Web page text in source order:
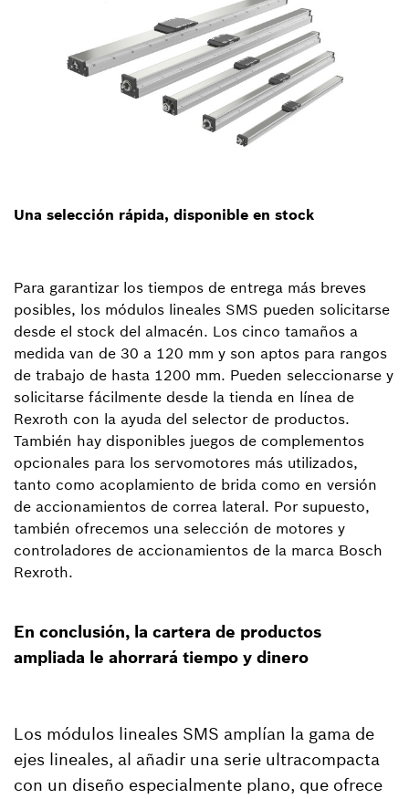
Una selección rápida, disponible en stock
Para garantizar los tiempos de entrega más breves
posibles, los módulos lineales SMS pueden solicitarse
desde el stock del almacén. Los cinco tamaños a
medida van de 30 a 120 mm y son aptos para rangos
de trabajo de hasta 1200 mm. Pueden seleccionarse y
solicitarse fácilmente desde la tienda en línea de
Rexroth con la ayuda del selector de productos.
También hay disponibles juegos de complementos
opcionales para los servomotores más utilizados,
tanto como acoplamiento de brida como en versión
de accionamientos de correa lateral. Por supuesto,
también ofrecemos una selección de motores y
controladores de accionamientos de la marca Bosch
Rexroth.
En conclusión, la cartera de productos
ampliada le ahorrará tiempo y dinero
Los módulos lineales SMS amplían la gama de
ejes lineales, al añadir una serie ultracompacta
con un diseño especialmente plano, que ofrece